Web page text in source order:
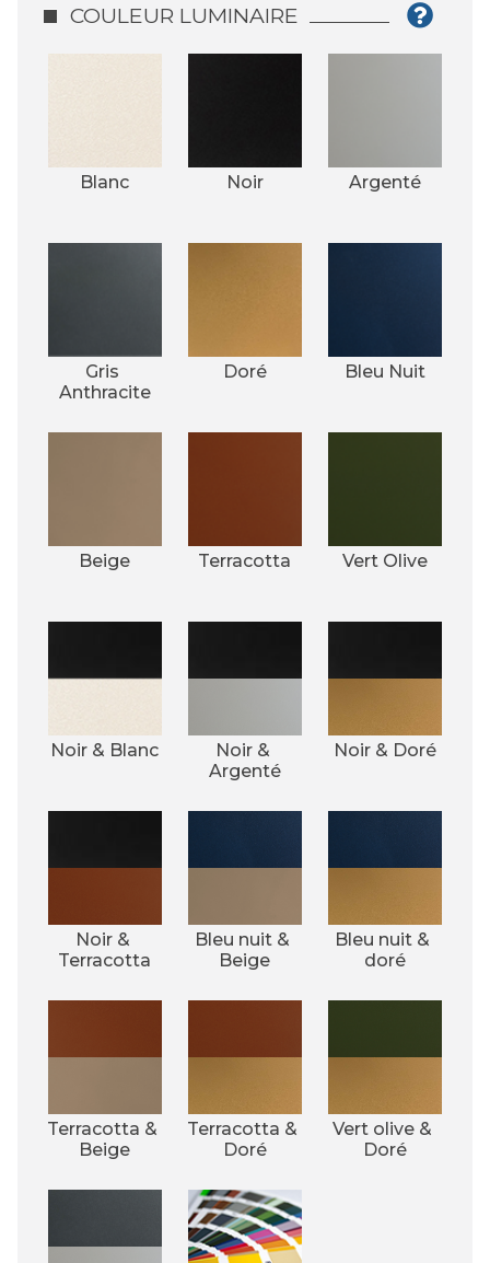
COULEUR LUMINAIRE
Blanc Noir Argenté
Gris
Anthracite
Doré Bleu Nuit
Beige Terracotta Vert Olive
Noir & Blanc
Noir &
Argenté
Noir & Doré
Noir &
Terracotta
Bleu nuit &
Beige
Bleu nuit &
doré
Terracotta &
Beige
Terracotta &
Doré
Vert olive &
Doré